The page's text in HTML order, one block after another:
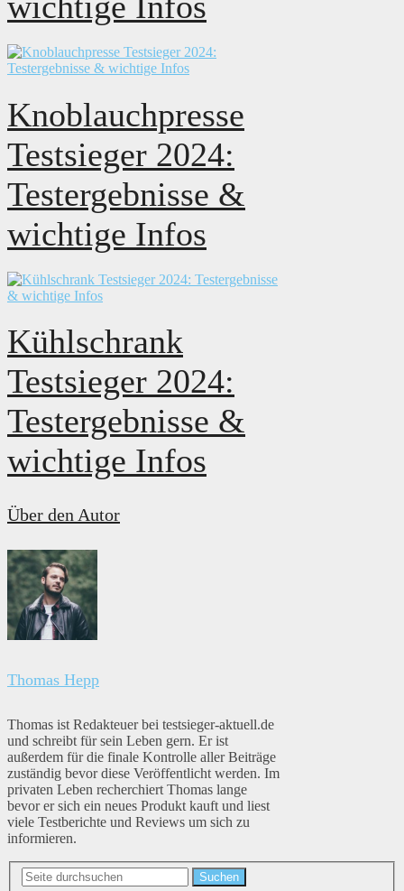
Knoblauchpresse
Testsieger 2024:
Testergebnisse &
wichtige Infos
Kühlschrank
Testsieger 2024:
Testergebnisse &
wichtige Infos
Über den Autor
Thomas Hepp
Thomas ist Redakteuer bei testsieger-aktuell.de
und schreibt für sein Leben gern. Er ist
außerdem für die finale Kontrolle aller Beiträge
zuständig bevor diese Veröffentlicht werden. Im
privaten Leben recherchiert Thomas lange
bevor er sich ein neues Produkt kauft und liest
viele Testberichte und Reviews um sich zu
informieren.
Suchen